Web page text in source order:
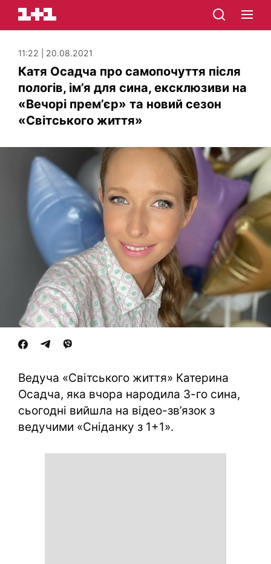
11:22 | 20.08.2021
Катя Осадча про самопочуття після
пологів, ім’я для сина, ексклюзиви на
«Вечорі прем’єр» та новий сезон
«Світського життя»
Ведуча «Світського життя» Катерина
Осадча, яка вчора народила 3-го сина,
сьогодні вийшла на відео-зв’язок з
ведучими «Сніданку з 1+1».